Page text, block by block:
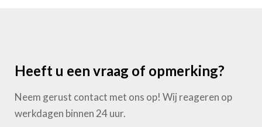
Heeft u een vraag of opmerking?
Neem gerust contact met ons op! Wij reageren op
werkdagen binnen 24 uur.